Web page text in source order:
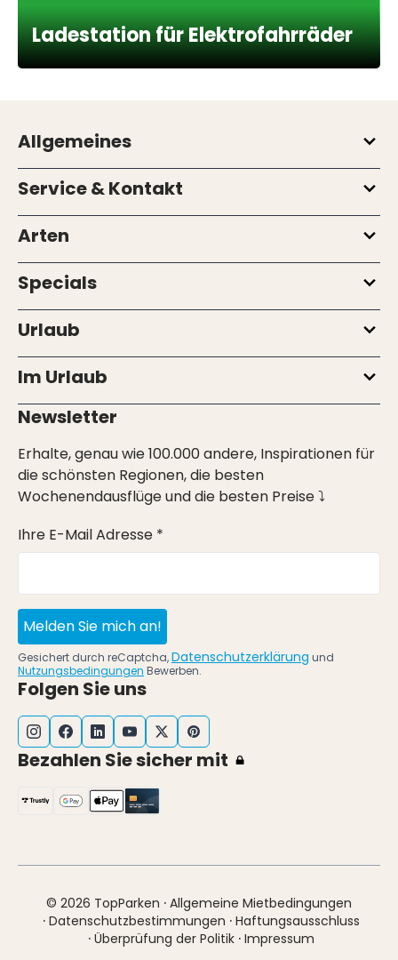
Ladestation für Elektrofahrräder
Allgemeines
Service & Kontakt
Arten
Specials
Urlaub
Im Urlaub
Newsletter
Erhalte, genau wie 100.000 andere, Inspirationen für
die schönsten Regionen, die besten
Wochenendausflüge und die besten Preise ⤵
Ihre E-Mail Adresse *
Melden Sie mich an!
Gesichert durch reCaptcha,Datenschutzerklärung und
Nutzungsbedingungen Bewerben.
Folgen Sie uns
Bezahlen Sie sicher mit
© 2026 TopParken · Allgemeine Mietbedingungen
· Datenschutzbestimmungen · Haftungsausschluss
· Überprüfung der Politik · Impressum